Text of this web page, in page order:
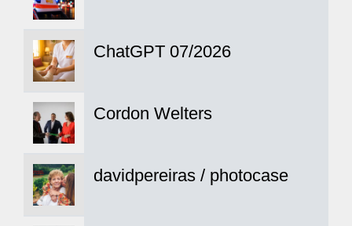
ChatGPT 07/2026
Cordon Welters
davidpereiras / photocase